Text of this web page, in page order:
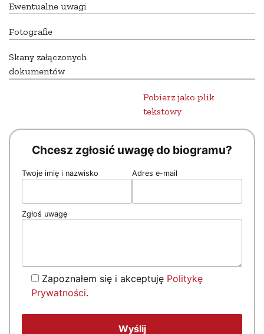
Ewentualne uwagi
Fotografie
Skany załączonych
dokumentów
Pobierz jako plik
tekstowy
Chcesz zgłosić uwagę do biogramu?
Twoje imię i nazwisko Adres e-mail
Zgłoś uwagę
Zapoznałem się i akceptuję Politykę
Prywatności.